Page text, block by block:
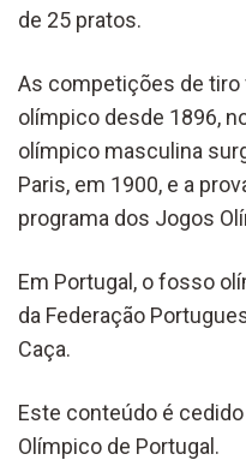
de 25 pratos.
As competições de tiro
olímpico desde 1896,
olímpico masculina
Paris, em 1900, e a
programa dos Jogos
Em Portugal, o fosso
da Federação
Caça.
Este conteúdo é
Olímpico de Portugal.